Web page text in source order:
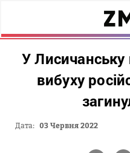
У Лисичанську
вибуху
Дата: 03 Червня 2022